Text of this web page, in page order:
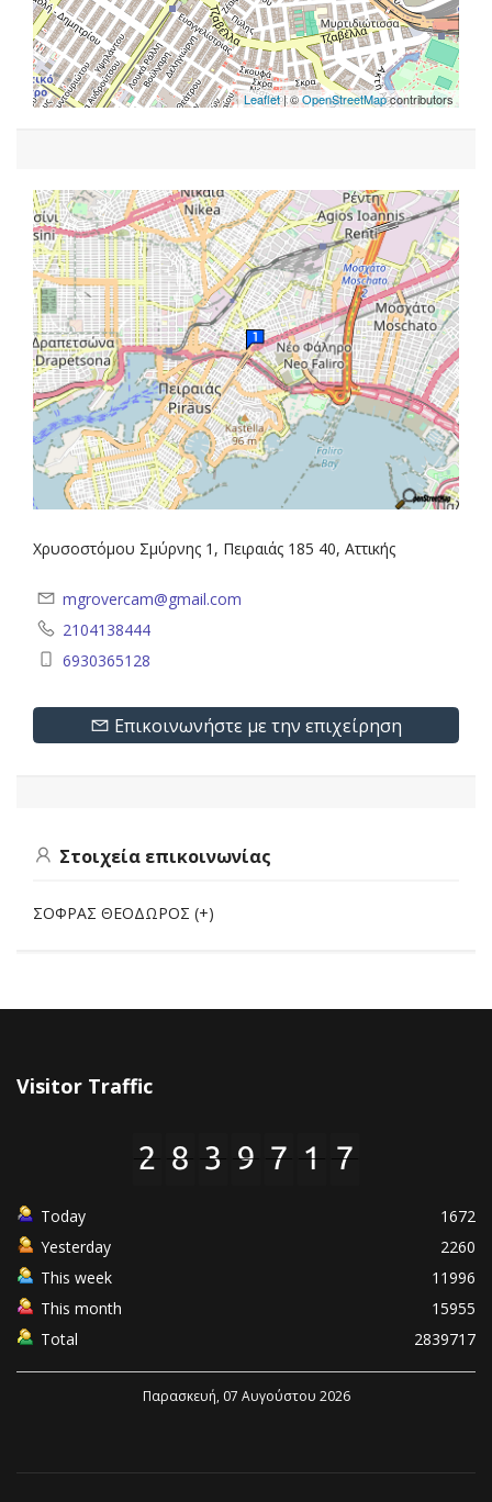
Leaflet| ©OpenStreetMapcontributors
Χρυσοστόμου Σμύρνης 1, Πειραιάς 185 40, Αττικής
mgrovercam@gmail.com
2104138444
6930365128
Επικοινωνήστε με την επιχείρηση
Στοιχεία επικοινωνίας
ΣΟΦΡΑΣ ΘΕΟΔΩΡΟΣ (+)
Visitor Traffic
Today
1672
Yesterday
2260
This week
11996
This month
15955
Total
2839717
Παρασκευή, 07 Αυγούστου 2026